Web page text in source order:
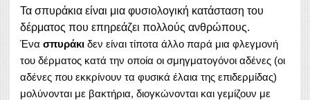
Τα σπυράκια είναι μια φυσιολογική κατάσταση του
δέρματος που επηρεάζει πολλούς ανθρώπους.
Ένα σπυράκι δεν είναι τίποτα άλλο παρά μια φλεγμονή
του δέρματος κατά την οποία οι σμηγματογόνοι αδένες (οι
αδένες που εκκρίνουν τα φυσικά έλαια της επιδερμίδας)
μολύνονται με βακτήρια, διογκώνονται και γεμίζουν με